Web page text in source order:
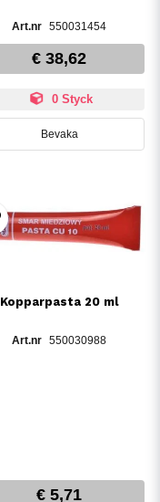
550031454
€ 38,62
0 Styck
Bevaka
Kopparpasta 20 ml
550030988
€ 5,71